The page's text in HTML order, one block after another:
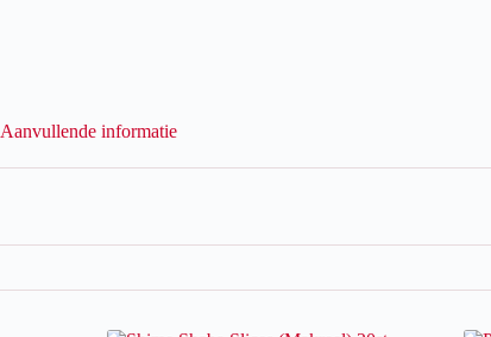
Aanvullende informatie